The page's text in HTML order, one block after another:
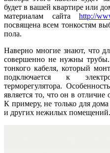
будет в вашей квартире или
материалам сайта http://
посвящена всем тонкостям
пола.
Наверно многие знают, что
совершенно не нужны
тонкого кабеля, который
подключается к
терморегулятора.
является то, что он в отличие
К примеру, не только для
и других нежилых помещений.